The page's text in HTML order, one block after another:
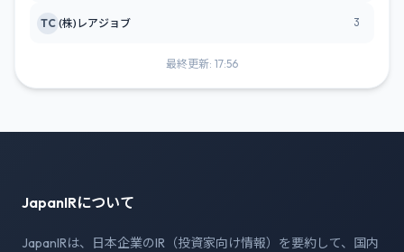
TC (株)レアジョブ 3
最終更新: 17:56
JapanIRについて
JapanIRは、日本企業のIR（投資家向け情報）を要約して、国内